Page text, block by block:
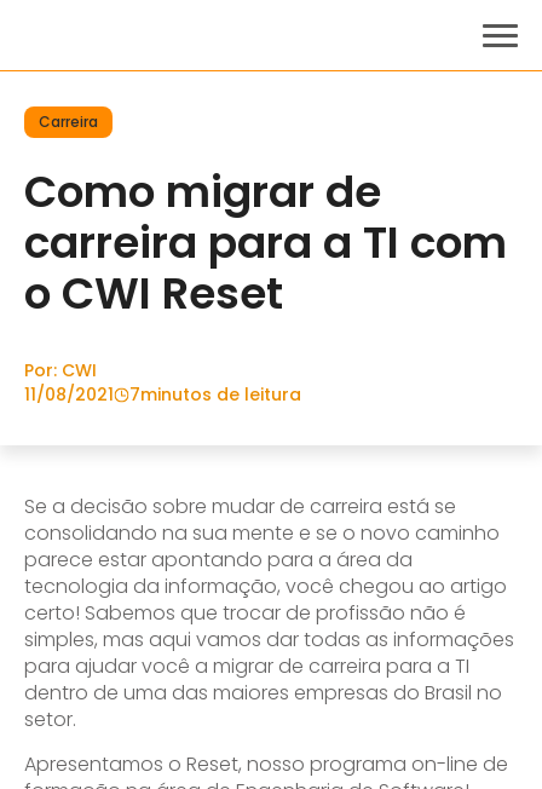
Carreira
Como migrar de
carreira para a TI com
o CWI Reset
Por: CWI
11/08/2021
7minutos de leitura
Se a decisão sobre mudar de carreira está se
consolidando na sua mente e se o novo caminho
parece estar apontando para a área da
tecnologia da informação, você chegou ao artigo
certo! Sabemos que trocar de profissão não é
simples, mas aqui vamos dar todas as informações
para ajudar você a migrar de carreira para a TI
dentro de uma das maiores empresas do Brasil no
setor.
Apresentamos o Reset, nosso programa on-line de